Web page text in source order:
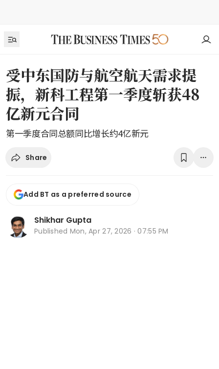
受中东国防与航空航天需求提
振，新科工程第一季度斩获48
亿新元合同
第一季度合同总额同比增长约4亿新元
Share
Add BT as a preferred source
Shikhar Gupta
Published Mon, Apr 27, 2026 · 07:55 PM